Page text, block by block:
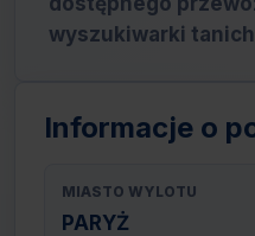
wyszukiwarki
Informacje o
MIASTO WYLOTU
PARYŻ